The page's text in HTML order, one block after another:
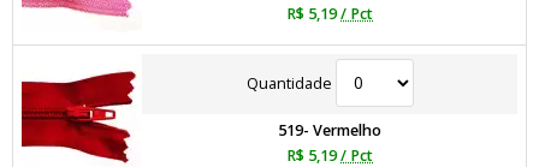
R$ 5,19/ Pct
Quantidade
519- Vermelho
R$ 5,19/ Pct